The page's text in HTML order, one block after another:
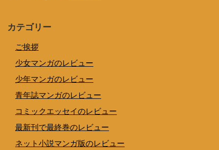
カテゴリー
ご挨拶
少女マンガのレビュー
少年マンガのレビュー
青年誌マンガのレビュー
コミックエッセイのレビュー
最新刊で最終巻のレビュー
ネット小説マンガ版のレビュー